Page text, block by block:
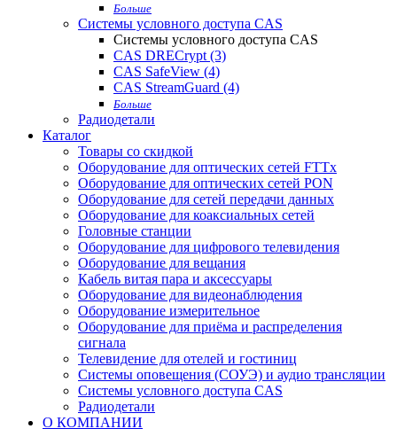
Больше
Системы условного доступа CAS
Системы условного доступа CAS
CAS DRECrypt (3)
CAS SafeView (4)
CAS StreamGuard (4)
Больше
Радиодетали
Каталог
Товары со скидкой
Оборудование для оптических сетей FTTx
Оборудование для оптических сетей PON
Оборудование для сетей передачи данных
Оборудование для коаксиальных сетей
Головные станции
Оборудование для цифрового телевидения
Оборудование для вещания
Кабель витая пара и аксессуары
Оборудование для видеонаблюдения
Оборудование измерительное
Оборудование для приёма и распределения
сигнала
Телевидение для отелей и гостиниц
Системы оповещения (СОУЭ) и аудио трансляции
Системы условного доступа CAS
Радиодетали
О КОМПАНИИ